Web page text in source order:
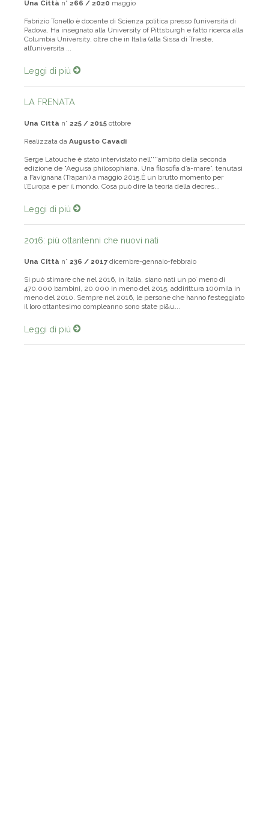
Una Città n° 266 / 2020 maggio
Fabrizio Tonello è docente di Scienza politica presso l’università di
Padova. Ha insegnato alla University of Pittsburgh e fatto ricerca alla
Columbia University, oltre che in Italia (alla Sissa di Trieste,
all’università ...
Leggi di più
LA FRENATA
Una Città n° 225 / 2015 ottobre
Realizzata da Augusto Cavadi
Serge Latouche è stato intervistato nell''''ambito della seconda
edizione de "Aegusa philosophiana. Una filosofia d’a-mare”, tenutasi
a Favignana (Trapani) a maggio 2015.È un brutto momento per
l’Europa e per il mondo. Cosa può dire la teoria della decres...
Leggi di più
2016: più ottantenni che nuovi nati
Una Città n° 236 / 2017 dicembre-gennaio-febbraio
Si può stimare che nel 2016, in Italia, siano nati un po’ meno di
470.000 bambini, 20.000 in meno del 2015, addirittura 100mila in
meno del 2010. Sempre nel 2016, le persone che hanno festeggiato
il loro ottantesimo compleanno sono state pi&u...
Leggi di più